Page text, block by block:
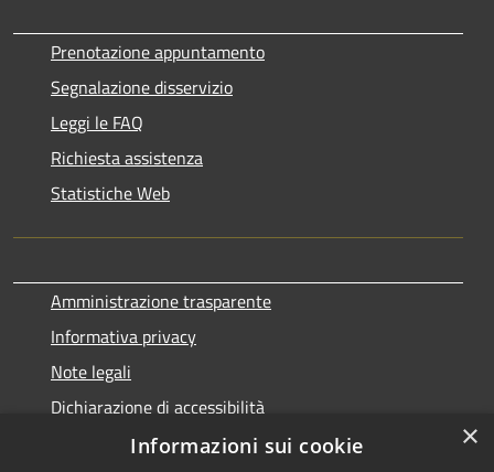
Prenotazione appuntamento
Segnalazione disservizio
Leggi le FAQ
Richiesta assistenza
Statistiche Web
Amministrazione trasparente
Informativa privacy
Note legali
Dichiarazione di accessibilità
×
Informazioni sui cookie